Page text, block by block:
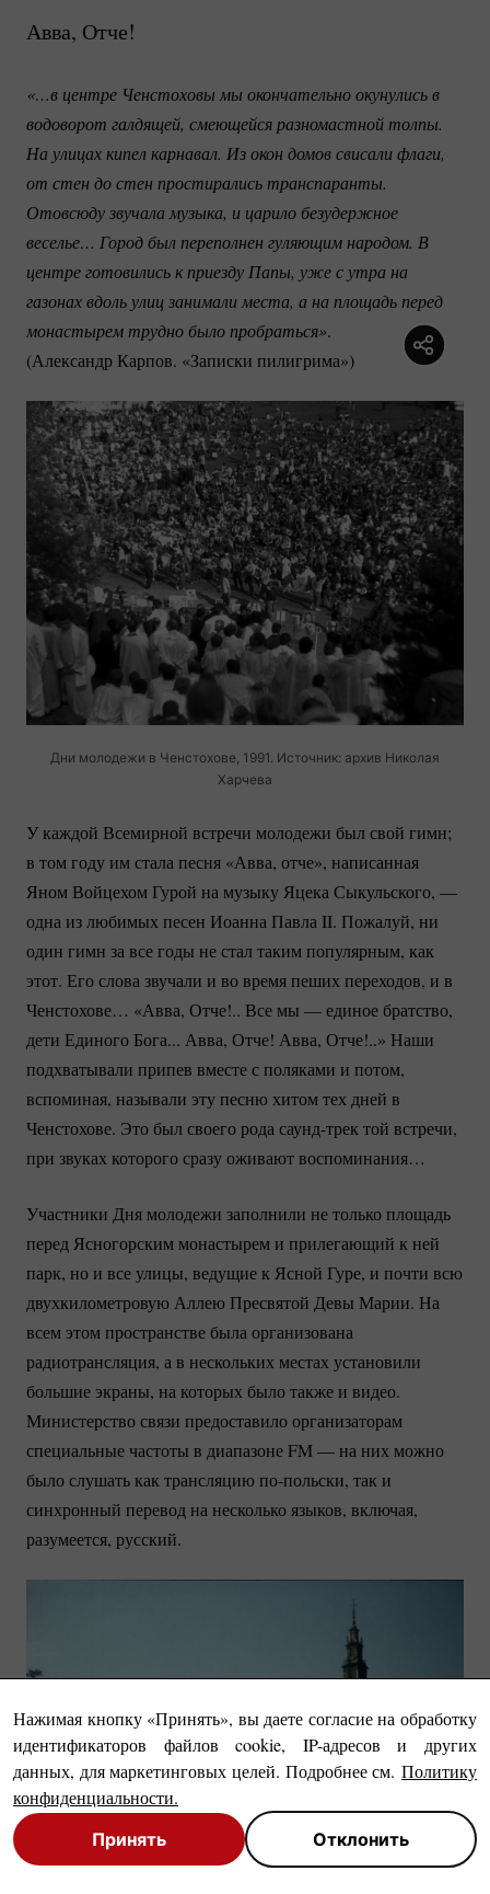
Авва, Отче!
«…в центре Ченстоховы мы окончательно окунулись в
водоворот галдящей, смеющейся разномастной толпы.
На улицах кипел карнавал. Из окон домов свисали флаги,
от стен до стен простирались транспаранты.
Отовсюду звучала музыка, и царило безудержное
веселье… Город был переполнен гуляющим народом. В
центре готовились к приезду Папы, уже с утра на
газонах вдоль улиц занимали места, а на площадь перед
монастырем трудно было пробраться».
(Александр Карпов. «Записки пилигрима»)
Дни молодежи в Ченстохове, 1991. Источник: архив Николая
Харчева
У каждой Всемирной встречи молодежи был свой гимн;
в том году им стала песня «Авва, отче», написанная
Яном Войцехом Гурой на музыку Яцека Сыкульского, —
одна из любимых песен Иоанна Павла II. Пожалуй, ни
один гимн за все годы не стал таким популярным, как
этот. Его слова звучали и во время пеших переходов, и в
Ченстохове… «Авва, Отче!.. Все мы — единое братство,
дети Единого Бога... Авва, Отче! Авва, Отче!..» Наши
подхватывали припев вместе с поляками и потом,
вспоминая, называли эту песню хитом тех дней в
Ченстохове. Это был своего рода саунд-трек той встречи,
при звуках которого сразу оживают воспоминания…
Участники Дня молодежи заполнили не только площадь
перед Ясногорским монастырем и прилегающий к ней
парк, но и все улицы, ведущие к Ясной Гуре, и почти всю
двухкилометровую Аллею Пресвятой Девы Марии. На
всем этом пространстве была организована
радиотрансляция, а в нескольких местах установили
большие экраны, на которых было также и видео.
Министерство связи предоставило организаторам
специальные частоты в диапазоне FM — на них можно
было слушать как трансляциюпо-польски, так и
синхронный перевод на несколько языков, включая,
разумеется, русский.
Нажимая кнопку «Принять», вы даете согласие на обработку
идентификаторов файлов cookie, IP-адресов и других
данных, для маркетинговых целей. Подробнее см. Политику
конфиденциальности.
Принять Отклонить